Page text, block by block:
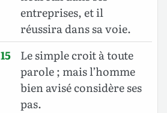
entreprises, et il
réussira dans sa voie.
Le simple croit à toute
parole ; mais l’homme
bien avisé considère ses
pas.